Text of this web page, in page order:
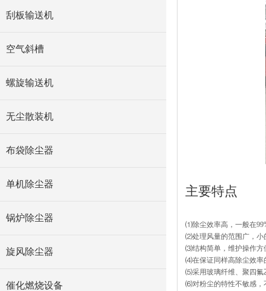
主要特点
⑴除尘效率高，一般在
⑵处理风量的范围广，小
⑶结构简单，维护操作方
⑷在保证同样高除尘效率
⑸采用玻璃纤维、聚四氟
⑹对粉尘的特性不敏感，
刮板输送机
空气斜槽
螺旋输送机
无尘散装机
布袋除尘器
单机除尘器
锅炉除尘器
旋风除尘器
催化燃烧设备